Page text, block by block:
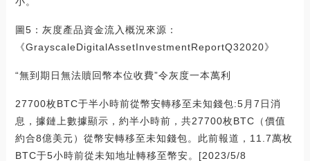
圖5：灰度產品資金流入概況來源：
《GrayscaleDigitalAssetInvestmentReportQ32020》
“無到期日無法贖回幣本位收費”令灰度一本萬利
27700枚BTC于半小時前從幣安轉移至未知錢包:5月7日消
息，據鏈上數據顯示，約半小時前，共27700枚BTC（價值
約合8億美元）從幣安轉移至未知錢包。此前報道，11.7萬枚
BTC于5小時前從未知地址轉移至幣安。[2023/5/8